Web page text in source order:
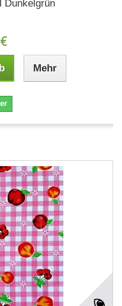
Dunkelgrün
Mehr